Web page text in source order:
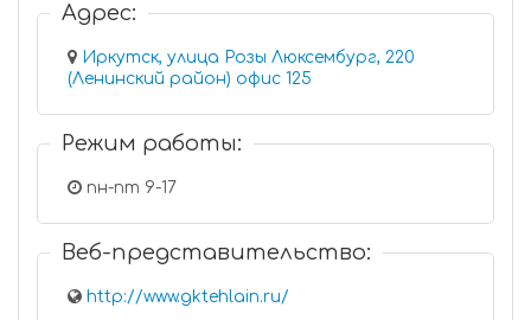
Адрес:
Иркутск, улица Розы Люксембург, 220
(Ленинский район) офис 125
Режим работы:
пн-пт 9-17
Веб-представительство:
http://www.gktehlain.ru/